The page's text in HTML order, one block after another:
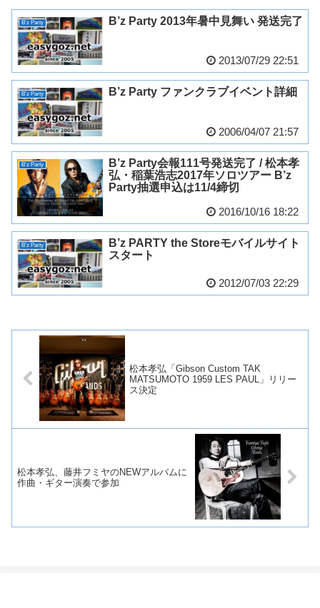
B'z Party B’z Party 2013年暑中見舞い 発送完了
2013/07/29 22:51
B'z Party B’z Party ファンクラブイベント詳細
2006/04/07 21:57
B'z Party
B’z Party会報111号発送完了 / 松本孝
弘・稲葉浩志2017年ソロツアー B’z
Party抽選申込は11/4締切
2016/10/16 18:22
B'z Party
B’z PARTY the Storeモバイルサイト
スタート
2012/07/03 22:29
松本孝弘「Gibson Custom TAK
MATSUMOTO 1959 LES PAUL」リリー
ス決定
松本孝弘、藤井フミヤのNEWアルバムに
作曲・ギター演奏で参加